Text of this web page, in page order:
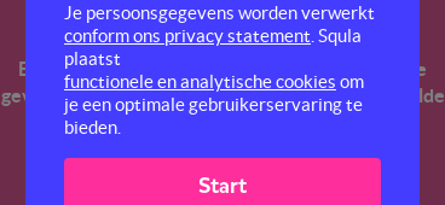
Boos, bang, verliefd… Dit filmpje laat zien welke
gevoelens uitgedrukt kunnen worden met bepaalde
gezichtsuitdrukkingen.
Je persoonsgegevens worden verwerkt
conform ons privacy statement . Squla
plaatst
functionele en analytische cookies om
je een optimale gebruikerservaring te
bieden.
Start